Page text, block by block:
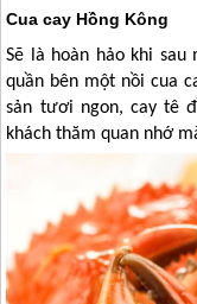
Cua cay Hồng Kông
Sẽ là hoàn hảo khi
quần bên một nồi cua
sản tươi ngon, cay tê
khách thăm quan nhớ